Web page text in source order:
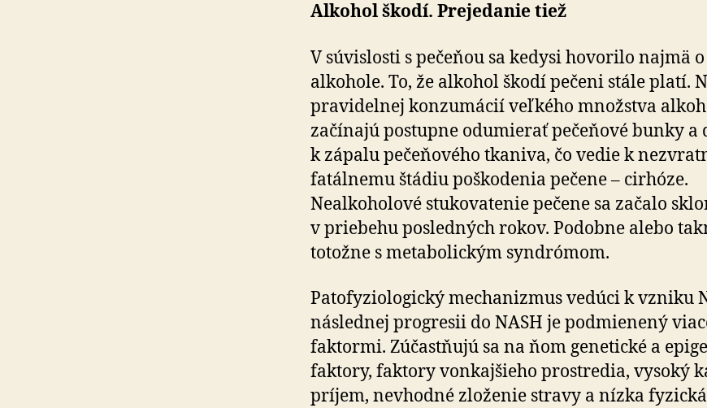
Alkohol škodí. Prejedanie tiež
V súvislosti s pečeňou sa kedysi hovorilo najmä o
alkohole. To, že alkohol škodí pečeni stále platí.
pravidelnej konzumácií veľkého množstva
začínajú postupne odumierať pečeňové bunky a
k zápalu pečeňového tkaniva, čo vedie k
fatálnemu štádiu poškodenia pečene – cirhóze.
Nealkoholové stukovatenie pečene sa začalo
v priebehu posledných rokov. Podobne alebo
totožne s metabolickým syndrómom.
Patofyziologický mechanizmus vedúci k vzniku
následnej progresii do NASH je podmienený
faktormi. Zúčastňujú sa na ňom genetické a
faktory, faktory vonkajšieho prostredia, vysoký
príjem, nevhodné zloženie stravy a nízka